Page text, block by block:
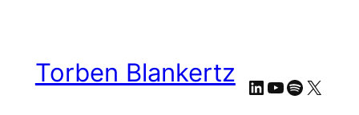
Torben Blankertz LinkedIn
YouTube
Spotify
X